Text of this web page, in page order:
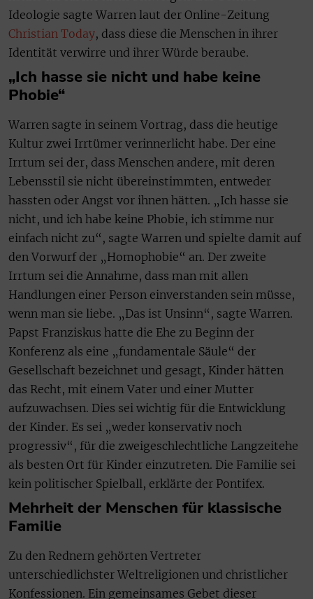
Ideologie sagte Warren laut der Online-Zeitung
Christian Today, dass diese die Menschen in ihrer
Identität verwirre und ihrer Würde beraube.
„Ich hasse sie nicht und habe keine
Phobie“
Warren sagte in seinem Vortrag, dass die heutige
Kultur zwei Irrtümer verinnerlicht habe. Der eine
Irrtum sei der, dass Menschen andere, mit deren
Lebensstil sie nicht übereinstimmten, entweder
hassten oder Angst vor ihnen hätten. „Ich hasse sie
nicht, und ich habe keine Phobie, ich stimme nur
einfach nicht zu“, sagte Warren und spielte damit auf
den Vorwurf der „Homophobie“ an. Der zweite
Irrtum sei die Annahme, dass man mit allen
Handlungen einer Person einverstanden sein müsse,
wenn man sie liebe. „Das ist Unsinn“, sagte Warren.
Papst Franziskus hatte die Ehe zu Beginn der
Konferenz als eine „fundamentale Säule“ der
Gesellschaft bezeichnet und gesagt, Kinder hätten
das Recht, mit einem Vater und einer Mutter
aufzuwachsen. Dies sei wichtig für die Entwicklung
der Kinder. Es sei „weder konservativ noch
progressiv“, für die zweigeschlechtliche Langzeitehe
als besten Ort für Kinder einzutreten. Die Familie sei
kein politischer Spielball, erklärte der Pontifex.
Mehrheit der Menschen für klassische
Familie
Zu den Rednern gehörten Vertreter
unterschiedlichster Weltreligionen und christlicher
Konfessionen. Ein gemeinsames Gebet dieser